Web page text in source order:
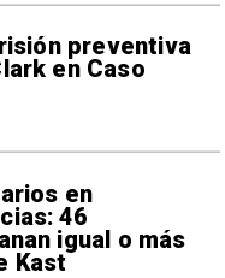
preventiva
en Caso
en
46
igual o más
Kast